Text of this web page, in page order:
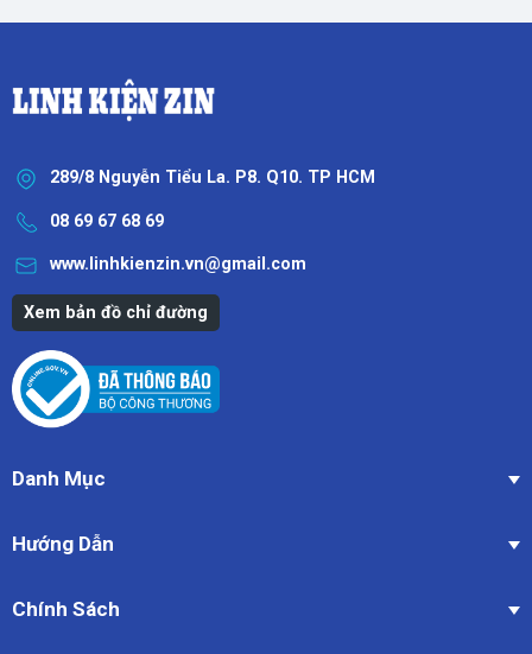
289/8 Nguyễn Tiểu La. P8. Q10. TP HCM
08 69 67 68 69
www.linhkienzin.vn@gmail.com
Xem bản đồ chỉ đường
Danh Mục
Hướng Dẫn
Chính Sách